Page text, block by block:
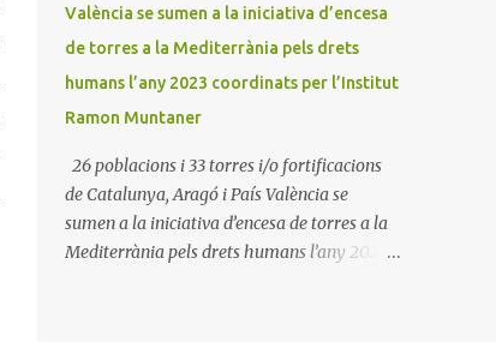
Areny i Orrit serà cap a les 13 hores. Per
tarde, Benavarri acollirà un concert del Grup
PerCorda a les 17:30 i els actes d'Areny i Orrit
València se sumen a la iniciativa d’encesa
de torres a la Mediterrània pels drets
humans l’any 2023 coordinats per l’Institut
Ramon Muntaner
26 poblacions i 33 torres i/o fortificacions
de Catalunya, Aragó i País València se
sumen a la iniciativa d’encesa de torres a la
Mediterrània pels drets humans l’any 2023